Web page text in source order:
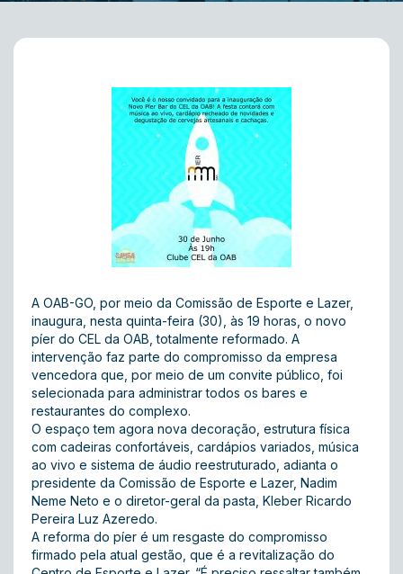
A OAB-GO, por meio da Comissão de Esporte e Lazer,
inaugura, nesta quinta-feira (30), às 19 horas, o novo
píer do CEL da OAB, totalmente reformado. A
intervenção faz parte do compromisso da empresa
vencedora que, por meio de um convite público, foi
selecionada para administrar todos os bares e
restaurantes do complexo.
O espaço tem agora nova decoração, estrutura física
com cadeiras confortáveis, cardápios variados, música
ao vivo e sistema de áudio reestruturado, adianta o
presidente da Comissão de Esporte e Lazer, Nadim
Neme Neto e o diretor-geral da pasta, Kleber Ricardo
Pereira Luz Azeredo.
A reforma do píer é um resgaste do compromisso
firmado pela atual gestão, que é a revitalização do